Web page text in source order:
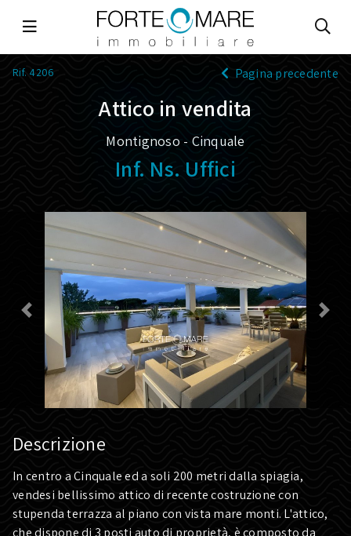
Rif. 4206 Pagina precedente
Attico in vendita
Montignoso - Cinquale
Inf. Ns. Uffici
Descrizione
In centro a Cinquale ed a soli 200 metri dalla spiagia,
vendesi bellissimo attico di recente costruzione con
stupenda terrazza al piano con vista mare monti. L'attico,
che dispone di 3 posti auto di proprietà, è composto da